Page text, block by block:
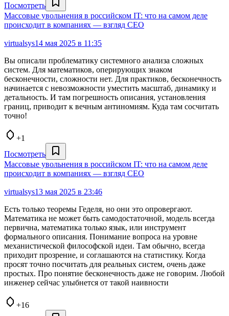
Посмотреть
Массовые увольнения в российском IT: что на самом деле
происходит в компаниях — взгляд CEO
virtualsys14 мая 2025 в 11:35
Вы описали проблематику системного анализа сложных
систем. Для математиков, оперирующих знаком
бесконечности, сложности нет. Для практиков, бесконечность
начинается с невозможности уместить масштаб, динамику и
детальность. И там погрешность описания, установления
границ, приводит к вечным антиномиям. Куда там сосчитать
точно!
+1
Посмотреть
Массовые увольнения в российском IT: что на самом деле
происходит в компаниях — взгляд CEO
virtualsys13 мая 2025 в 23:46
Есть только теоремы Геделя, но они это опровергают.
Математика не может быть самодостаточной, модель всегда
первична, математика только язык, или инструмент
формального описания. Понимание вопроса на уровне
механистической философской идеи. Там обычно, всегда
приходит прозрение, и соглашаются на статистику. Когда
просят точно посчитать для реальных систем, очень даже
простых. Про понятие бесконечность даже не говорим. Любой
инженер сейчас улыбнется от такой наивности
+16